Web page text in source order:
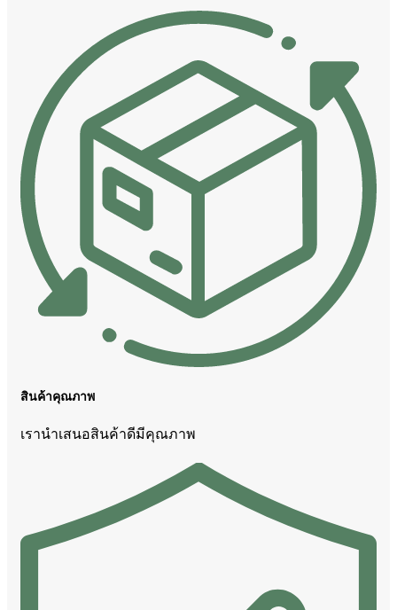
สินค้าคุณภาพ
เรานำเสนอสินค้าดีมีคุณภาพ